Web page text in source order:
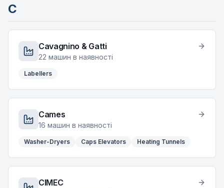
C
Cavagnino & Gatti
22 машин в наявності
Labellers
Cames
16 машин в наявності
Washer-Dryers Caps Elevators Heating Tunnels
CIMEC